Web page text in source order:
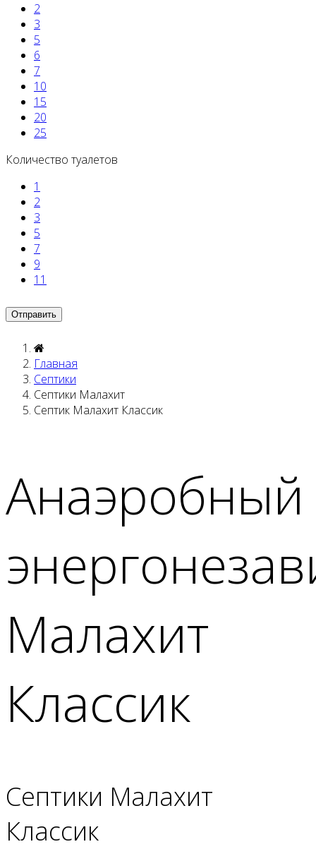
2
3
5
6
7
10
15
20
25
Количество туалетов
1
2
3
5
7
9
11
Главная
Септики
Септики Малахит
Септик Малахит Классик
Анаэробный
Малахит
Классик
Септики Малахит
Классик